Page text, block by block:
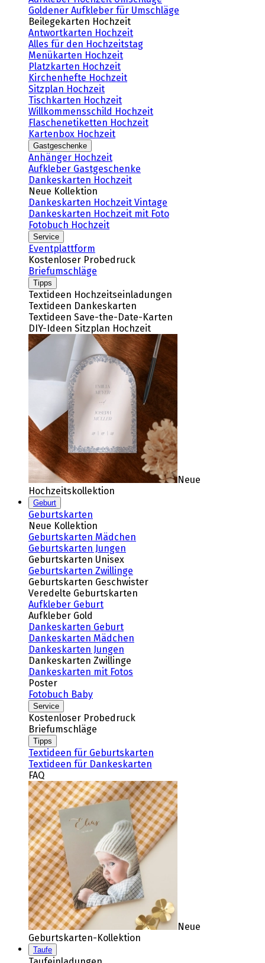
Goldener Aufkleber für Umschläge
Beilegekarten Hochzeit
Antwortkarten Hochzeit
Alles für den Hochzeitstag
Menükarten Hochzeit
Platzkarten Hochzeit
Kirchenhefte Hochzeit
Sitzplan Hochzeit
Tischkarten Hochzeit
Willkommensschild Hochzeit
Flaschenetiketten Hochzeit
Kartenbox Hochzeit
Gastgeschenke
Anhänger Hochzeit
Aufkleber Gastgeschenke
Dankeskarten Hochzeit
Neue Kollektion
Dankeskarten Hochzeit Vintage
Dankeskarten Hochzeit mit Foto
Fotobuch Hochzeit
Service
Eventplattform
Kostenloser Probedruck
Briefumschläge
Tipps
Textideen Hochzeitseinladungen
Textideen Dankeskarten
Textideen Save-the-Date-Karten
DIY-Ideen Sitzplan Hochzeit
Neue
Hochzeitskollektion
Geburt
Geburtskarten
Neue Kollektion
Geburtskarten Mädchen
Geburtskarten Jungen
Geburtskarten Unisex
Geburtskarten Zwillinge
Geburtskarten Geschwister
Veredelte Geburtskarten
Aufkleber Geburt
Aufkleber Gold
Dankeskarten Geburt
Dankeskarten Mädchen
Dankeskarten Jungen
Dankeskarten Zwillinge
Dankeskarten mit Fotos
Poster
Fotobuch Baby
Service
Kostenloser Probedruck
Briefumschläge
Tipps
Textideen für Geburtskarten
Textideen für Dankeskarten
FAQ
Neue
Geburtskarten-Kollektion
Taufe